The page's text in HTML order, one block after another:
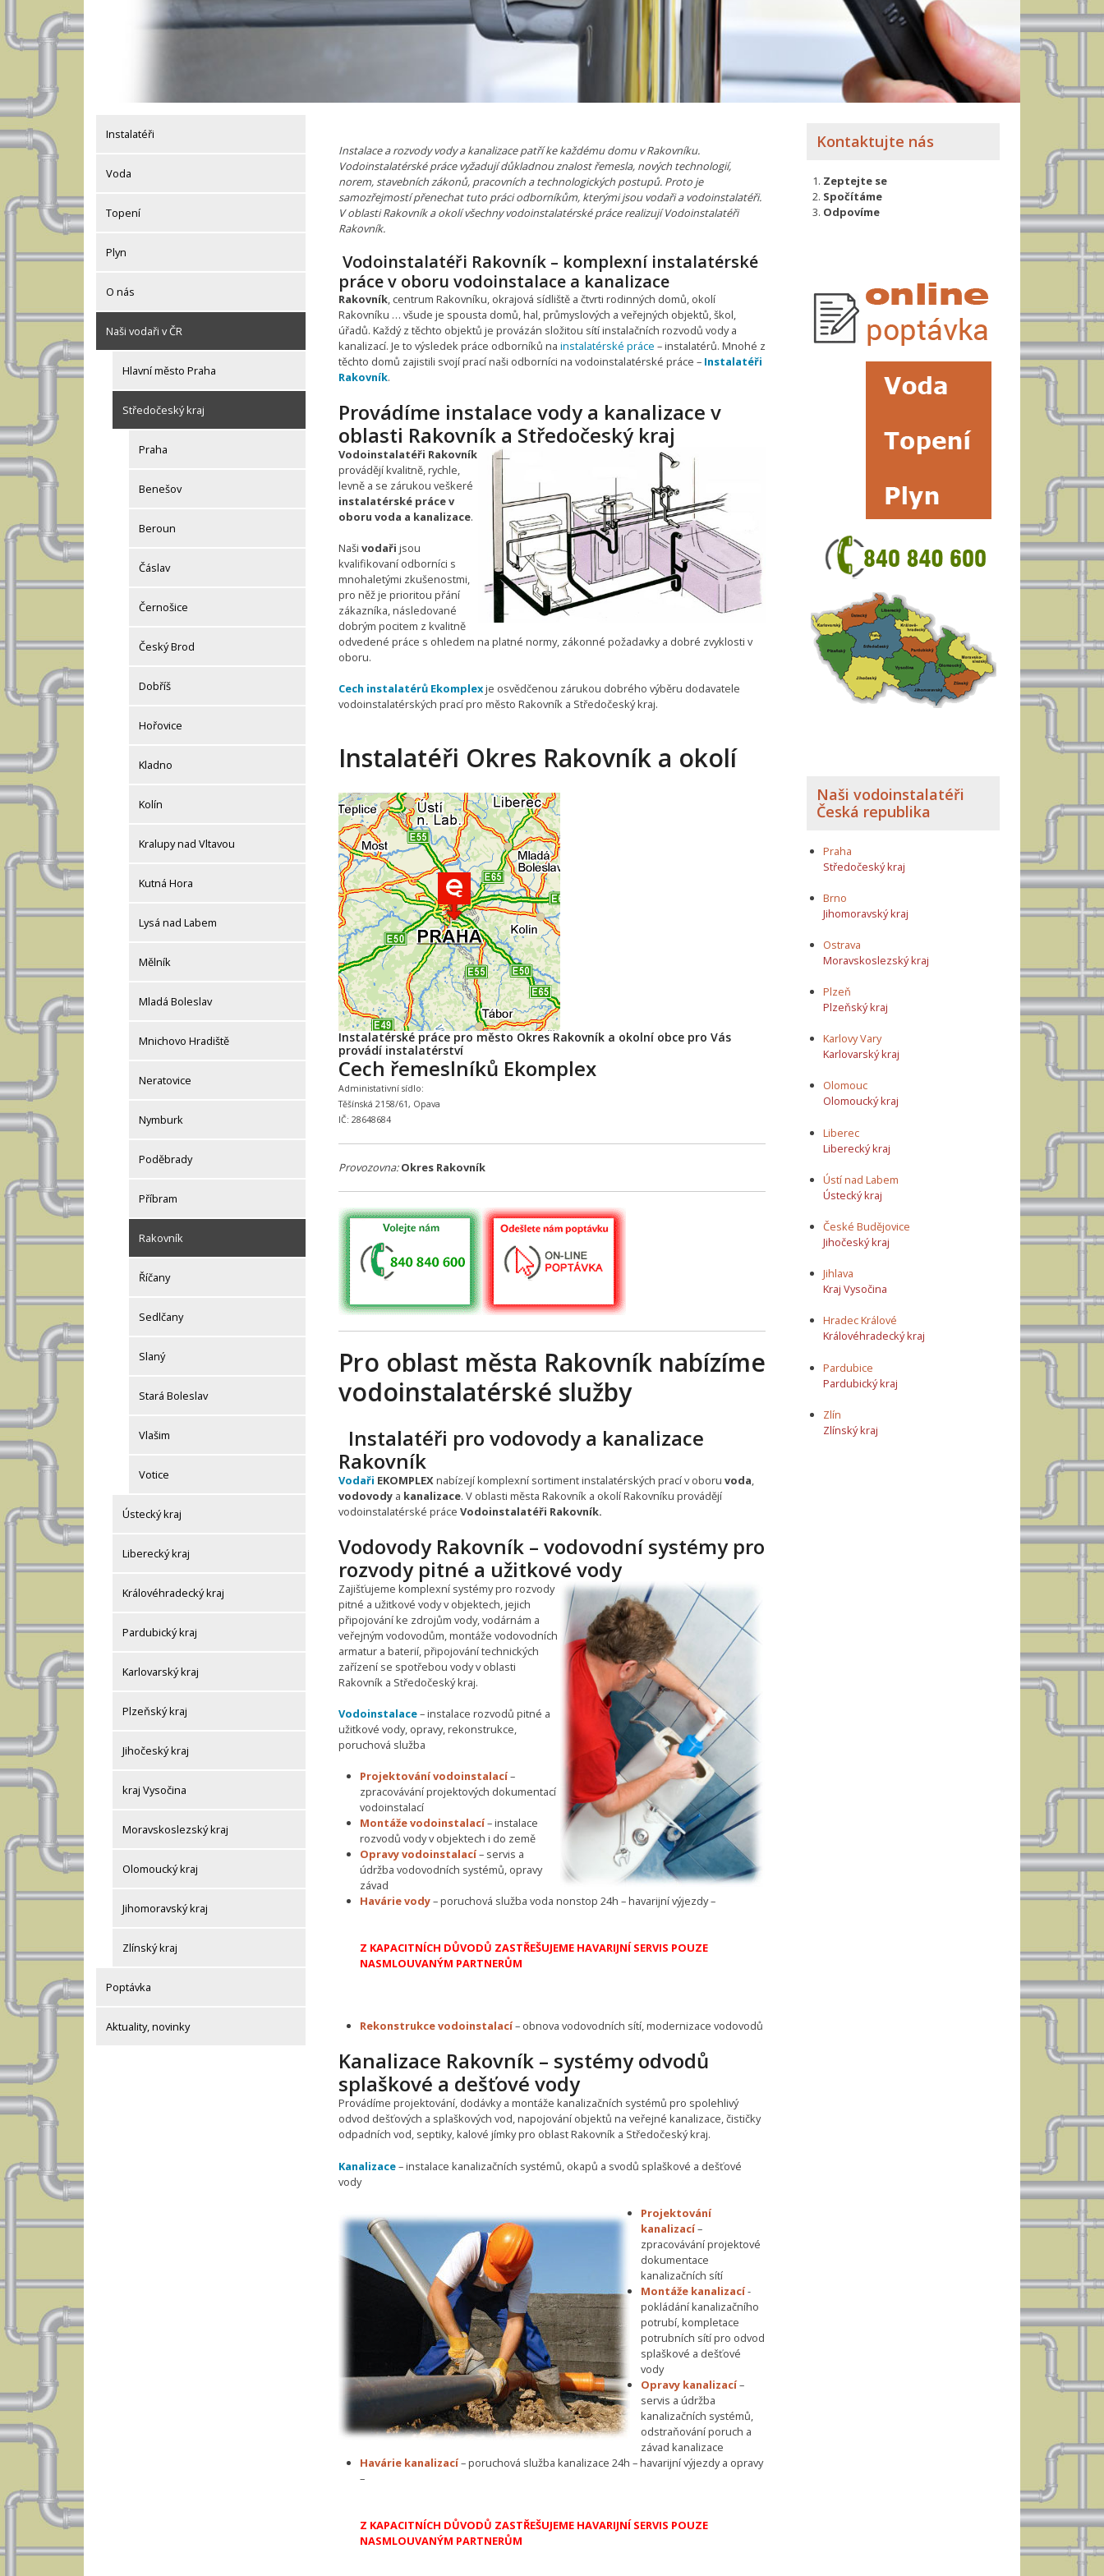
Instalatéři
Voda
Topení
Plyn
O nás
Naši vodaři v ČR
Hlavní město Praha
Středočeský kraj
Praha
Benešov
Beroun
Čáslav
Černošice
Český Brod
Dobříš
Hořovice
Kladno
Kolín
Kralupy nad Vltavou
Kutná Hora
Lysá nad Labem
Mělník
Mladá Boleslav
Mnichovo Hradiště
Neratovice
Nymburk
Poděbrady
Příbram
Rakovník
Říčany
Sedlčany
Slaný
Stará Boleslav
Vlašim
Votice
Ústecký kraj
Liberecký kraj
Královéhradecký kraj
Pardubický kraj
Karlovarský kraj
Plzeňský kraj
Jihočeský kraj
kraj Vysočina
Moravskoslezský kraj
Olomoucký kraj
Jihomoravský kraj
Zlínský kraj
Poptávka
Aktuality, novinky
Instalace a rozvody vody a kanalizace patří ke každému domu v Rakovníku.
Vodoinstalatérské práce vyžadují důkladnou znalost řemesla, nových technologií,
norem, stavebních zákonů, pracovních a technologických postupů. Proto je
samozřejmostí přenechat tuto práci odborníkům, kterými jsou vodaři a vodoinstalatéři.
V oblasti Rakovník a okolí všechny vodoinstalatérské práce realizují Vodoinstalatéři
Rakovník.
Vodoinstalatéři Rakovník – komplexní instalatérské
práce v oboru vodoinstalace a kanalizace
Rakovník, centrum Rakovníku, okrajová sídliště a čtvrti rodinných domů, okolí
Rakovníku … všude je spousta domů, hal, průmyslových a veřejných objektů, škol,
úřadů. Každý z těchto objektů je provázán složitou sítí instalačních rozvodů vody a
kanalizací. Je to výsledek práce odborníků na instalatérské práce – instalatérů. Mnohé z
těchto domů zajistili svojí prací naši odborníci na vodoinstalatérské práce – Instalatéři
Rakovník.
Provádíme instalace vody a kanalizace v
oblasti Rakovník a Středočeský kraj
Vodoinstalatéři Rakovník
provádějí kvalitně, rychle,
levně a se zárukou veškeré
instalatérské práce v
oboru voda a kanalizace.
Naši vodaři jsou
kvalifikovaní odborníci s
mnohaletými zkušenostmi,
pro něž je prioritou přání
zákazníka, následované
dobrým pocitem z kvalitně
odvedené práce s ohledem na platné normy, zákonné požadavky a dobré zvyklosti v
oboru.
Cech instalatérů Ekomplexje osvědčenou zárukou dobrého výběru dodavatele
vodoinstalatérských prací pro město Rakovník a Středočeský kraj.
Instalatéři Okres Rakovník a okolí
Instalatérské práce pro město Okres Rakovník a okolní obce pro Vás
provádí instalatérství
Cech řemeslníků Ekomplex
Administativní sídlo:
Těšínská 2158/61, Opava
IČ: 28648684
Provozovna: Okres Rakovník
Pro oblast města Rakovník nabízíme
vodoinstalatérské služby
Instalatéři pro vodovody a kanalizace
Rakovník
Vodaři EKOMPLEXnabízejí komplexní sortiment instalatérských prací v oboru voda,
vodovody a kanalizace. V oblasti města Rakovník a okolí Rakovníku provádějí
vodoinstalatérské práce Vodoinstalatéři Rakovník.
Vodovody Rakovník – vodovodní systémy pro
rozvody pitné a užitkové vody
Zajišťujeme komplexní systémy pro rozvody
pitné a užitkové vody v objektech, jejich
připojování ke zdrojům vody, vodárnám a
veřejným vodovodům, montáže vodovodních
armatur a baterií, připojování technických
zařízení se spotřebou vody v oblasti
Rakovník a Středočeský kraj.
Vodoinstalace– instalace rozvodů pitné a
užitkové vody, opravy, rekonstrukce,
poruchová služba
Projektování vodoinstalací–
zpracovávání projektových dokumentací
vodoinstalací
Montáže vodoinstalací– instalace
rozvodů vody v objektech i do země
Opravy vodoinstalací– servis a
údržba vodovodních systémů, opravy
závad
Havárie vody– poruchová služba voda nonstop 24h – havarijní výjezdy –
Z KAPACITNÍCH DŮVODŮ ZASTŘEŠUJEME HAVARIJNÍ SERVIS POUZE
NASMLOUVANÝM PARTNERŮM
Rekonstrukce vodoinstalací– obnova vodovodních sítí, modernizace vodovodů
Kanalizace Rakovník – systémy odvodů
splaškové a dešťové vody
Provádíme projektování, dodávky a montáže kanalizačních systémů pro spolehlivý
odvod dešťových a splaškových vod, napojování objektů na veřejné kanalizace, čističky
odpadních vod, septiky, kalové jímky pro oblast Rakovník a Středočeský kraj.
Kanalizace– instalace kanalizačních systémů, okapů a svodů splaškové a dešťové
vody
Projektování
kanalizací–
zpracovávání projektové
dokumentace
kanalizačních sítí
Montáže kanalizací-
pokládání kanalizačního
potrubí, kompletace
potrubních sítí pro odvod
splaškové a dešťové
vody
Opravy kanalizací–
servis a údržba
kanalizačních systémů,
odstraňování poruch a
závad kanalizace
Havárie kanalizací– poruchová služba kanalizace 24h – havarijní výjezdy a opravy
–
Z KAPACITNÍCH DŮVODŮ ZASTŘEŠUJEME HAVARIJNÍ SERVIS POUZE
NASMLOUVANÝM PARTNERŮM
Kontaktujte nás
Zeptejte se
Spočítáme
Odpovíme
Naši vodoinstalatéři
Česká republika
Praha
Středočeský kraj
Brno
Jihomoravský kraj
Ostrava
Moravskoslezský kraj
Plzeň
Plzeňský kraj
Karlovy Vary
Karlovarský kraj
Olomouc
Olomoucký kraj
Liberec
Liberecký kraj
Ústí nad Labem
Ústecký kraj
České Budějovice
Jihočeský kraj
Jihlava
Kraj Vysočina
Hradec Králové
Královéhradecký kraj
Pardubice
Pardubický kraj
Zlín
Zlínský kraj